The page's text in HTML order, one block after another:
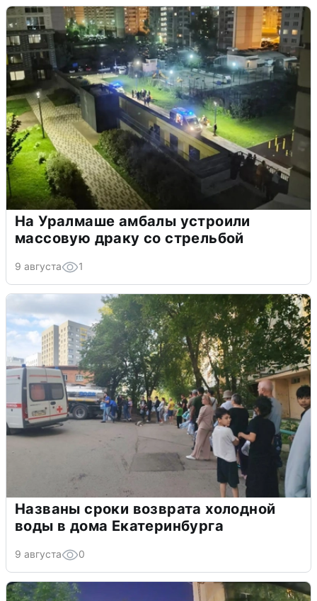
На Уралмаше амбалы устроили
массовую драку со стрельбой
9 августа 1
Названы сроки возврата холодной
воды в дома Екатеринбурга
9 августа 0